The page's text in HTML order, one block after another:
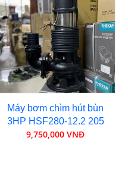
Máy bơm chìm hút bùn
3HP HSF280-12.2 205
9,750,000 VNĐ